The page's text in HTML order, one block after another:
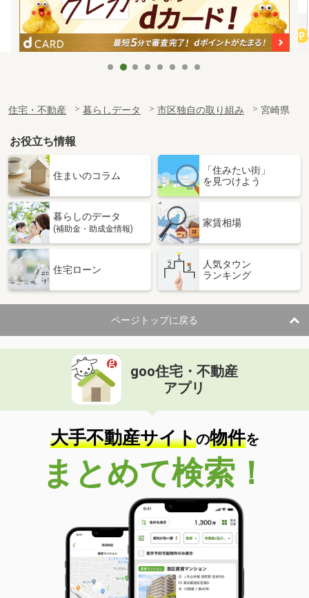
住宅・不動産 暮らしデータ 市区独自の取り組み 宮崎県
お役立ち情報
住まいのコラム
「住みたい街」
を見つけよう
暮らしのデータ
(補助金・助成金情報)
家賃相場
住宅ローン
人気タウン
ランキング
ページトップに戻る
goo住宅・不動産
アプリ
大手不動産サイトの物件を
まとめて検索！